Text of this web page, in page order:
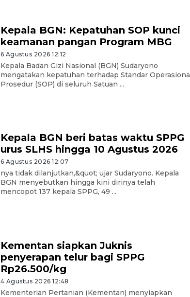
Kepala BGN: Kepatuhan SOP kunci
keamanan pangan Program MBG
6 Agustus 2026 12:12
Kepala Badan Gizi Nasional (BGN) Sudaryono
mengatakan kepatuhan terhadap Standar Operasional
Prosedur (SOP) di seluruh Satuan ...
Kepala BGN beri batas waktu SPPG
urus SLHS hingga 10 Agustus 2026
6 Agustus 2026 12:07
nya tidak dilanjutkan,&quot; ujar Sudaryono. Kepala
BGN menyebutkan hingga kini dirinya telah
mencopot 137 kepala SPPG, 49 ...
Kementan siapkan Juknis
penyerapan telur bagi SPPG
Rp26.500/kg
4 Agustus 2026 12:48
Kementerian Pertanian (Kementan) menyiapkan